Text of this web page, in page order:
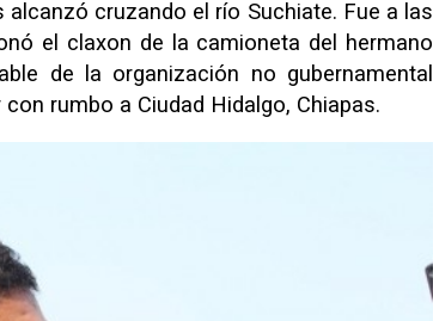
alcanzó cruzando el río Suchiate. Fue a las
el claxon de la camioneta del hermano
de la organización no gubernamental
rumbo a Ciudad Hidalgo, Chiapas.